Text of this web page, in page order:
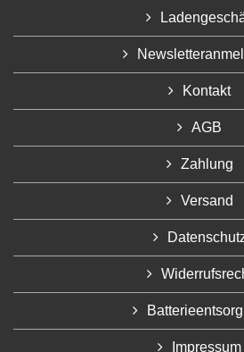
Kontakt
AGB
Zahlung
Versand
Impressum